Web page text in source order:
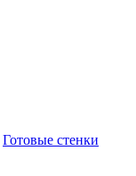
Готовые стенки